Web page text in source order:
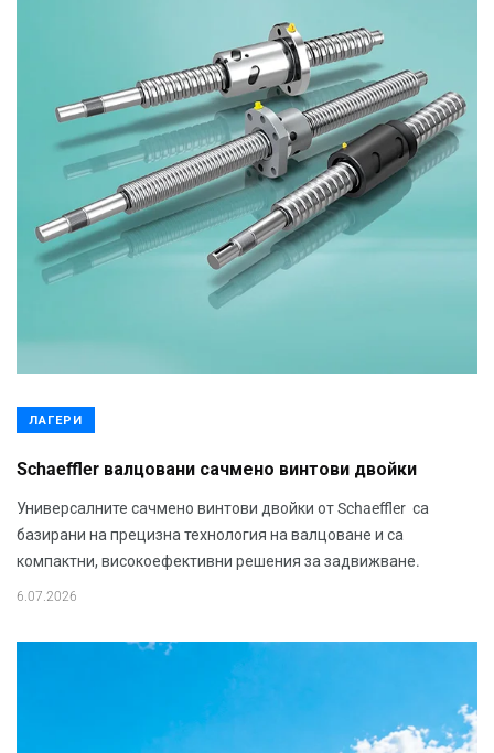
ЛАГЕРИ
Schaeffler валцовани сачмено винтови двойки
Универсалните сачмено винтови двойки от Schaeffler са
базирани на прецизна технология на валцоване и са
компактни, високоефективни решения за задвижване.
6.07.2026